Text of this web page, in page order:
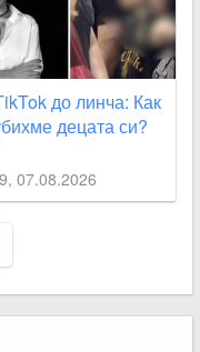
до линча: Как
децата си?
07.08.2026